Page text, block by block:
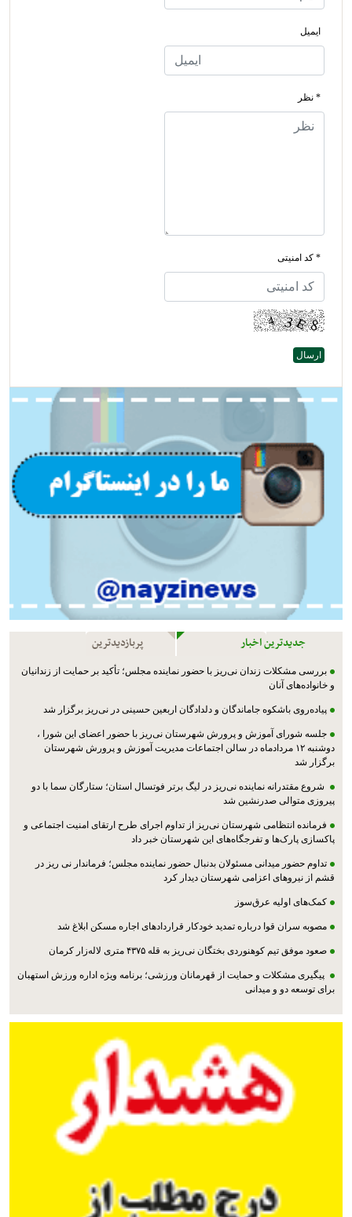
ایمیل
* نظر
* کد امنیتی
جدیدترین اخبار پربازدیدترین
بررسی مشکلات زندان نی‌ریز با حضور نماینده مجلس؛ تأکید بر حمایت از زندانیان
و خانواده‌های آنان
پیاده‌روی باشکوه جاماندگان و دلدادگان اربعین حسینی در نی‌ریز برگزار شد
جلسه شورای آموزش و پرورش شهرستان نی‌ریز با حضور اعضای این شورا ،
دوشنبه ۱۲ مردادماه در سالن اجتماعات مدیریت آموزش و پرورش شهرستان
برگزار شد
شروع مقتدرانه نماینده نی‌ریز در لیگ برتر فوتسال استان؛ ستارگان سما با دو
پیروزی متوالی صدرنشین شد
فرمانده انتظامی شهرستان نی‌ریز از تداوم اجرای طرح ارتقای امنیت اجتماعی و
پاکسازی پارک‌ها و تفرجگاه‌های این شهرستان خبر داد
تداوم حضور میدانی مسئولان بدنبال حضور نماینده مجلس؛ فرماندار نی ریز در
قشم از نیروهای اعزامی شهرستان دیدار کرد
کمک‌های اولیه عرق‌سوز
مصوبه سران قوا درباره تمدید خودکار قراردادهای اجاره مسکن ابلاغ شد
صعود موفق تیم کوهنوردی بختگان نی‌ریز به قله ۴۳۷۵ متری لاله‌زار کرمان
پیگیری مشکلات و حمایت از قهرمانان ورزشی؛ برنامه ویژه اداره ورزش استهبان
برای توسعه دو و میدانی